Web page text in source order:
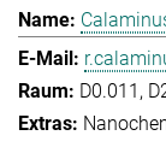
D0.011,